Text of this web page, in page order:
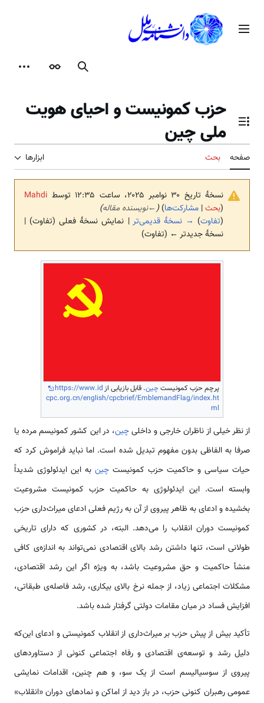
محتوامنوی اصلی
جستجوظاهر
تغییر وضعیت فهرست محتویات
حزب کمونیست و احیای هویت
ملی چین
صفحه بحث ابزارها
نسخهٔ تاریخ ‏۳۰ نوامبر ۲۰۲۵، ساعت ۱۲:۳۵ توسط
Mahdi
(بحث| مشارکت‌ها)
(
←نویسنده مقاله)
(تفاوت) → نسخهٔ قدیمی‌تر | نمایش نسخهٔ فعلی (تفاوت) |
نسخهٔ جدیدتر ← (تفاوت)
پرچم حزب کمونیستچین. قابل بازیابی از https://www.id
cpc.org.cn/english/cpcbrief/EmblemandFlag/index.ht
ml
از نظر خیلی از ناظران خارجی و داخلیچین، در این کشور کمونیسم مرده یا
صرفا به الفاظی بدون مفهوم تبدیل شده است. اما نباید فراموش کرد که
حیات سیاسی و حاکمیت حزب کمونیست چین به این ایدئولوژی شدیداً
وابسته است. این ایدئولوژی به حاکمیت حزب کمونیست مشروعیت
بخشیده و ادعای به ظاهر پیروی از آن به رژیم فعلی ادعای میراث‌داری حزب
کمونیست دوران انقلاب را می‌دهد. البته، در کشوری که دارای تاریخی
طولانی است، تنها داشتن رشد بالای اقتصادی نمی‌تواند به اندازه‌ی کافی
منشأ حاکمیت و حق مشروعیت باشد، به ویژه اگر این رشد اقتصادی،
مشکلات اجتماعی زیاد، از جمله نرخ بالای بیکاری، رشد فاصله‌ی طبقاتی،
افزایش فساد در میان مقامات دولتی گرفتار شده باشد.
تأکید بیش از پیش حزب بر میراث‌داری از انقلاب کمونیستی و ادعای این‌که
دلیل رشد و توسعه‌ی اقتصادی و رفاه اجتماعی کنونی از دستاوردهای
پیروی از سوسیالیسم است از یک سو، و هم چنین، اقدامات نمایشی
عمومی رهبران کنونی حزب، در باز دید از اماکن و نمادهای دوران «انقلاب»